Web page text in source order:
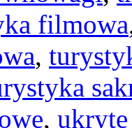
filmowa
,
, ukryte